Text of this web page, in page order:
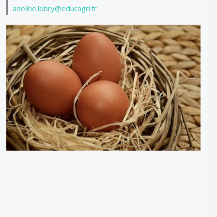
adeline.lobry@educagri.fr